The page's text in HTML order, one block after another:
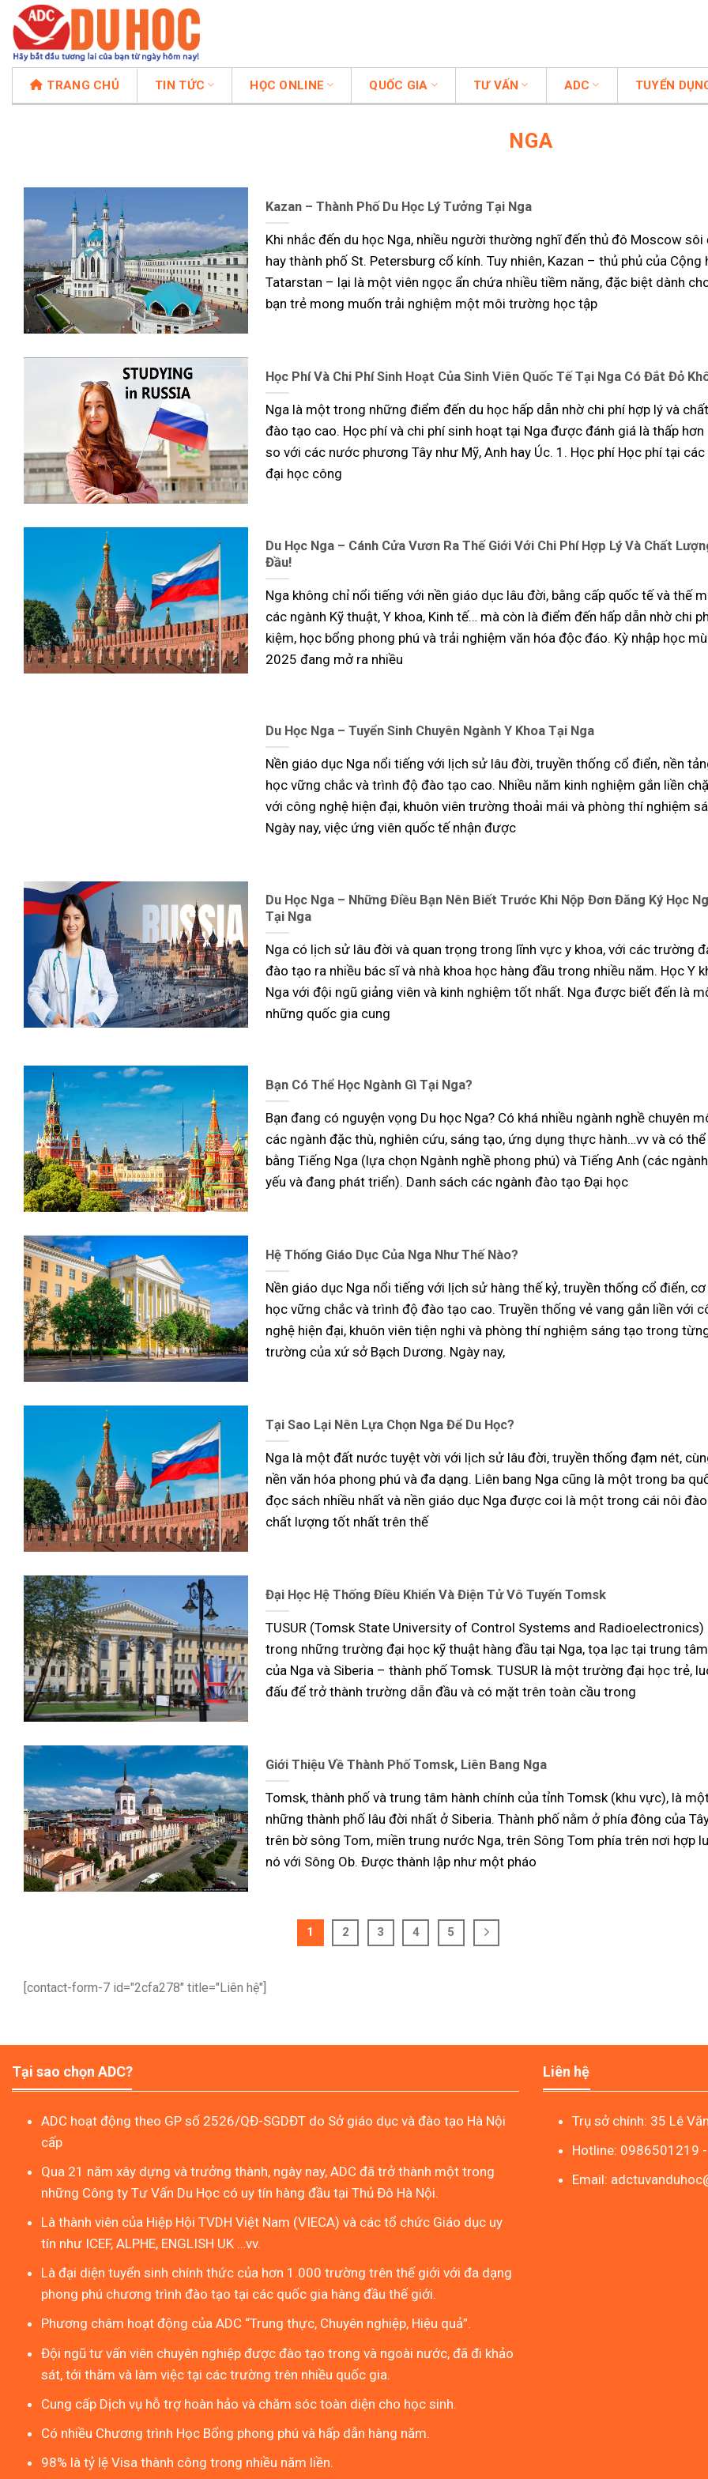
Chuyển
đến
nội
dung
TRANG CHỦ TIN TỨC HỌC ONLINE QUỐC GIA TƯ VẤN ADC TUYỂN
NGA
Kazan – Thành Phố Du Học Lý Tưởng Tại Nga
Khi nhắc đến du học Nga, nhiều người thường nghĩ đến thủ đô Moscow sôi
hay thành phố St. Petersburg cổ kính. Tuy nhiên, Kazan – thủ phủ của Cộng
Tatarstan – lại là một viên ngọc ẩn chứa nhiều tiềm năng, đặc biệt dành
bạn trẻ mong muốn trải nghiệm một môi trường học tập
Học Phí Và Chi Phí Sinh Hoạt Của Sinh Viên Quốc Tế Tại Nga Có Đắt Đỏ
Nga là một trong những điểm đến du học hấp dẫn nhờ chi phí hợp lý và
đào tạo cao. Học phí và chi phí sinh hoạt tại Nga được đánh giá là thấp hơn
so với các nước phương Tây như Mỹ, Anh hay Úc. 1. Học phí Học phí tại
đại học công
Du Học Nga – Cánh Cửa Vươn Ra Thế Giới Với Chi Phí Hợp Lý Và Chất
Đầu!
Nga không chỉ nổi tiếng với nền giáo dục lâu đời, bằng cấp quốc tế và thế
các ngành Kỹ thuật, Y khoa, Kinh tế… mà còn là điểm đến hấp dẫn nhờ chi
kiệm, học bổng phong phú và trải nghiệm văn hóa độc đáo. Kỳ nhập học
2025 đang mở ra nhiều
Du Học Nga – Tuyển Sinh Chuyên Ngành Y Khoa Tại Nga
Nền giáo dục Nga nổi tiếng với lịch sử lâu đời, truyền thống cổ điển, nền
học vững chắc và trình độ đào tạo cao. Nhiều năm kinh nghiệm gắn liền
với công nghệ hiện đại, khuôn viên trường thoải mái và phòng thí nghiệm
Ngày nay, việc ứng viên quốc tế nhận được
Du Học Nga – Những Điều Bạn Nên Biết Trước Khi Nộp Đơn Đăng Ký Học
Tại Nga
Nga có lịch sử lâu đời và quan trọng trong lĩnh vực y khoa, với các trường
đào tạo ra nhiều bác sĩ và nhà khoa học hàng đầu trong nhiều năm. Học Y
Nga với đội ngũ giảng viên và kinh nghiệm tốt nhất. Nga được biết đến là
những quốc gia cung
Bạn Có Thể Học Ngành Gì Tại Nga?
Bạn đang có nguyện vọng Du học Nga? Có khá nhiều ngành nghề chuyên
các ngành đặc thù, nghiên cứu, sáng tạo, ứng dụng thực hành…vv và có
bằng Tiếng Nga (lựa chọn Ngành nghề phong phú) và Tiếng Anh (các
yếu và đang phát triển). Danh sách các ngành đào tạo Đại học
Hệ Thống Giáo Dục Của Nga Như Thế Nào?
Nền giáo dục Nga nổi tiếng với lịch sử hàng thế kỷ, truyền thống cổ điển,
học vững chắc và trình độ đào tạo cao. Truyền thống vẻ vang gắn liền với
nghệ hiện đại, khuôn viên tiện nghi và phòng thí nghiệm sáng tạo trong
trường của xứ sở Bạch Dương. Ngày nay,
Tại Sao Lại Nên Lựa Chọn Nga Để Du Học?
Nga là một đất nước tuyệt vời với lịch sử lâu đời, truyền thống đạm nét,
nền văn hóa phong phú và đa dạng. Liên bang Nga cũng là một trong ba
đọc sách nhiều nhất và nền giáo dục Nga được coi là một trong cái nôi
chất lượng tốt nhất trên thế
Đại Học Hệ Thống Điều Khiển Và Điện Tử Vô Tuyến Tomsk
TUSUR (Tomsk State University of Control Systems and
trong những trường đại học kỹ thuật hàng đầu tại Nga, tọa lạc tại trung
của Nga và Siberia – thành phố Tomsk. TUSUR là một trường đại học trẻ,
đấu để trở thành trường dẫn đầu và có mặt trên toàn cầu trong
Giới Thiệu Về Thành Phố Tomsk, Liên Bang Nga
Tomsk, thành phố và trung tâm hành chính của tỉnh Tomsk (khu vực), là
những thành phố lâu đời nhất ở Siberia. Thành phố nằm ở phía đông của
trên bờ sông Tom, miền trung nước Nga, trên Sông Tom phía trên nơi hợp
nó với Sông Ob. Được thành lập như một pháo
1 2 3 4 5
[contact-form-7 id="2cfa278" title="Liên hệ"]
Tại sao chọn ADC?
ADC hoạt động theo GP số 2526/QĐ-SGDĐT do Sở giáo dục và đào tạo Hà Nội
cấp
Qua 21 năm xây dựng và trưởng thành, ngày nay, ADC đã trở thành một trong
những Công ty Tư Vấn Du Học có uy tín hàng đầu tại Thủ Đô Hà Nội.
Là thành viên của Hiệp Hội TVDH Việt Nam (VIECA) và các tổ chức Giáo dục uy
tín như ICEF, ALPHE, ENGLISH UK …vv.
Là đại diện tuyển sinh chính thức của hơn 1.000 trường trên thế giới với đa dạng
phong phú chương trình đào tạo tại các quốc gia hàng đầu thế giới.
Phương châm hoạt động của ADC “Trung thực, Chuyên nghiệp, Hiệu quả”.
Đội ngũ tư vấn viên chuyên nghiệp được đào tạo trong và ngoài nước, đã đi khảo
sát, tới thăm và làm việc tại các trường trên nhiều quốc gia.
Cung cấp Dịch vụ hỗ trợ hoàn hảo và chăm sóc toàn diện cho học sinh.
Có nhiều Chương trình Học Bổng phong phú và hấp dẫn hàng năm.
98% là tỷ lệ Visa thành công trong nhiều năm liền.
Liên hệ
Trụ sở chính: 35 Lê
Hotline: 0986501219
Email: